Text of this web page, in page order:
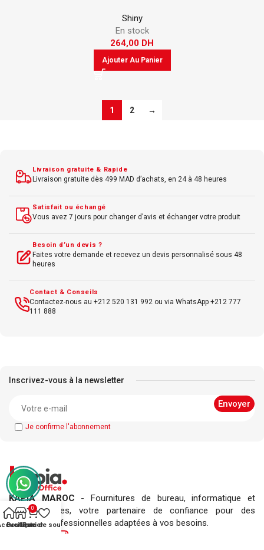
Shiny
En stock
264,00 DH
Ajouter Au Panier
1 2 →
Livraison gratuite & Rapide
Livraison gratuite dès 499 MAD d’achats, en 24 à 48 heures
Satisfait ou échangé
Vous avez 7 jours pour changer d’avis et échanger votre produit
Besoin d’un devis ?
Faites votre demande et recevez un devis personnalisé sous 48
heures
Contact & Conseils
Contactez-nous au +212 520 131 992 ou via WhatsApp +212 777
111 888
Inscrivez-vous à la newsletter
Je confirme l'abonnement
KAPIA MAROC - Fournitures de bureau, informatique et
consommables, votre partenaire de confiance pour des
solutions professionnelles adaptées à vos besoins.
Boutique
0
Panier
Liste de souhaits